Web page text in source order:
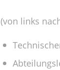
(von links